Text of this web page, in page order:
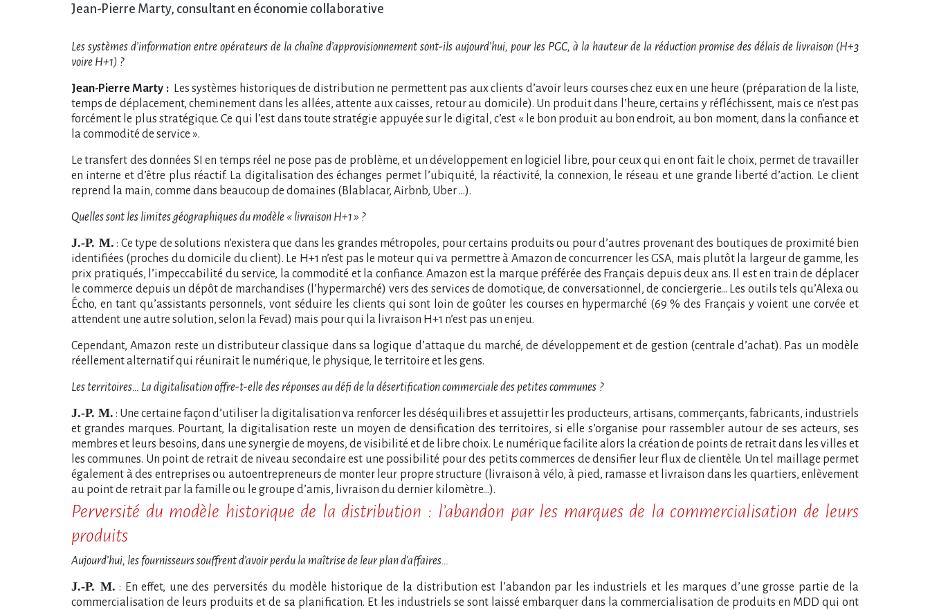
Jean-Pierre Marty, consultant en économie collaborative
Les systèmes d’information entre opérateurs de la chaîne d’approvisionnement sont-ils aujourd’hui, pour les PGC, à la hauteur de la réduction promise des délais de livraison (H+3
voire H+1) ?
Jean-Pierre Marty : Les systèmes historiques de distribution ne permettent pas aux clients d’avoir leurs courses chez eux en une heure (préparation de la liste,
temps de déplacement, cheminement dans les allées, attente aux caisses, retour au domicile). Un produit dans l’heure, certains y réfléchissent, mais ce n’est pas
forcément le plus stratégique. Ce qui l’est dans toute stratégie appuyée sur le digital, c’est « le bon produit au bon endroit, au bon moment, dans la confiance et
la commodité de service ».
Le transfert des données SI en temps réel ne pose pas de problème, et un développement en logiciel libre, pour ceux qui en ont fait le choix, permet de travailler
en interne et d’être plus réactif. La digitalisation des échanges permet l’ubiquité, la réactivité, la connexion, le réseau et une grande liberté d’action. Le client
reprend la main, comme dans beaucoup de domaines (Blablacar, Airbnb, Uber …).
Quelles sont les limites géographiques du modèle « livraison H+1 » ?
J.-P. M. : Ce type de solutions n’existera que dans les grandes métropoles, pour certains produits ou pour d’autres provenant des boutiques de proximité bien
identifiées (proches du domicile du client). Le H+1 n’est pas le moteur qui va permettre à Amazon de concurrencer les GSA, mais plutôt la largeur de gamme, les
prix pratiqués, l’impeccabilité du service, la commodité et la confiance. Amazon est la marque préférée des Français depuis deux ans. Il est en train de déplacer
le commerce depuis un dépôt de marchandises (l’hypermarché) vers des services de domotique, de conversationnel, de conciergerie… Les outils tels qu’Alexa ou
Écho, en tant qu’assistants personnels, vont séduire les clients qui sont loin de goûter les courses en hypermarché (69 % des Français y voient une corvée et
attendent une autre solution, selon la Fevad) mais pour qui la livraison H+1 n’est pas un enjeu.
Cependant, Amazon reste un distributeur classique dans sa logique d’attaque du marché, de développement et de gestion (centrale d’achat). Pas un modèle
réellement alternatif qui réunirait le numérique, le physique, le territoire et les gens.
Les territoires… La digitalisation offre-t-elle des réponses au défi de la désertification commerciale des petites communes ?
J.-P. M. : Une certaine façon d’utiliser la digitalisation va renforcer les déséquilibres et assujettir les producteurs, artisans, commerçants, fabricants, industriels
et grandes marques. Pourtant, la digitalisation reste un moyen de densification des territoires, si elle s’organise pour rassembler autour de ses acteurs, ses
membres et leurs besoins, dans une synergie de moyens, de visibilité et de libre choix. Le numérique facilite alors la création de points de retrait dans les villes et
les communes. Un point de retrait de niveau secondaire est une possibilité pour des petits commerces de densifier leur flux de clientèle. Un tel maillage permet
également à des entreprises ou autoentrepreneurs de monter leur propre structure (livraison à vélo, à pied, ramasse et livraison dans les quartiers, enlèvement
au point de retrait par la famille ou le groupe d’amis, livraison du dernier kilomètre…).
Perversité du modèle historique de la distribution : l’abandon par les marques de la commercialisation de leurs
produits
Aujourd’hui, les fournisseurs souffrent d’avoir perdu la maîtrise de leur plan d’affaires…
J.-P. M. : En effet, une des perversités du modèle historique de la distribution est l’abandon par les industriels et les marques d’une grosse partie de la
commercialisation de leurs produits et de sa planification. Et les industriels se sont laissé embarquer dans la commercialisation de produits en MDD qui ont